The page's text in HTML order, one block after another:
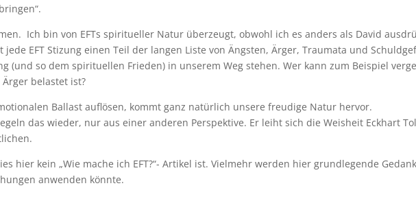
Ich bin von EFTs spiritueller Natur überzeugt, obwohl ich es anders als David
EFT Stizung einen Teil der langen Liste von Ängsten, Ärger, Traumata und
(und so dem spirituellen Frieden) in unserem Weg stehen. Wer kann zum Beispiel
belastet ist?
Ballast auflösen, kommt ganz natürlich unsere freudige Natur hervor.
das wieder, nur aus einer anderen Perspektive. Er leiht sich die Weisheit Eckhart
hier kein „Wie mache ich EFT?“- Artikel ist. Vielmehr werden hier grundlegende
anwenden könnte.